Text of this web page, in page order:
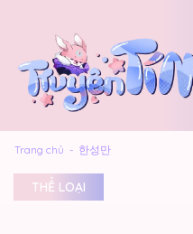
Trang chủ 한성만
THỂ LOẠI